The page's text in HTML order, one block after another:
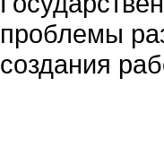
проблемы
создания